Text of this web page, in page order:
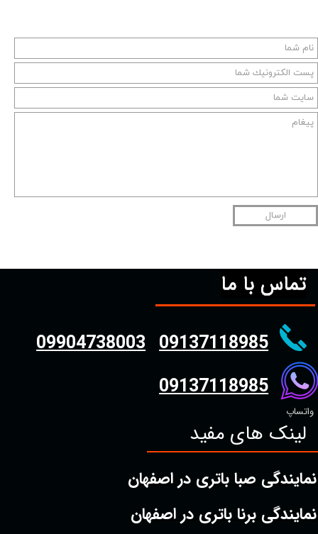
ارسال
تماس با ما
واتساپ
09904738003 09137118985
09137118985
لینک های مفید
نمایندگی صبا باتری در اصفهان
نمایندگی برنا باتری در اصفهان